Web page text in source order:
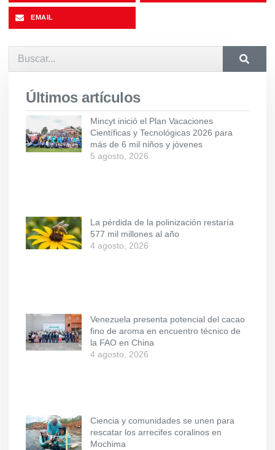
EMAIL
Últimos artículos
Mincyt inició el Plan Vacaciones
Científicas y Tecnológicas 2026 para
más de 6 mil niños y jóvenes
5 agosto, 2026
La pérdida de la polinización restaría
577 mil millones al año
4 agosto, 2026
Venezuela presenta potencial del cacao
fino de aroma en encuentro técnico de
la FAO en China
4 agosto, 2026
Ciencia y comunidades se unen para
rescatar los arrecifes coralinos en
Mochima